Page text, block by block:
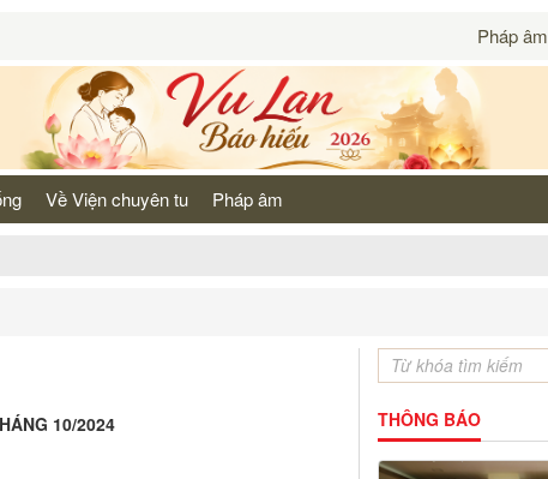
Pháp âm
Về Viện chuyên tu Pháp âm
10/2024 THÔNG BÁO